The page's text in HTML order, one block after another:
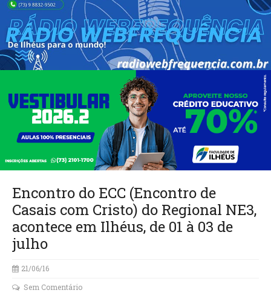
Encontro do ECC (Encontro de
Casais com Cristo) do Regional NE3,
acontece em Ilhéus, de 01 à 03 de
julho
21/06/16
Sem Comentário